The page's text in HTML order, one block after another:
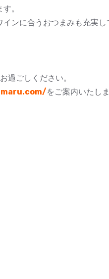
。
ンに合うおつまみも充実し
過ごしください。
をご案内いたし